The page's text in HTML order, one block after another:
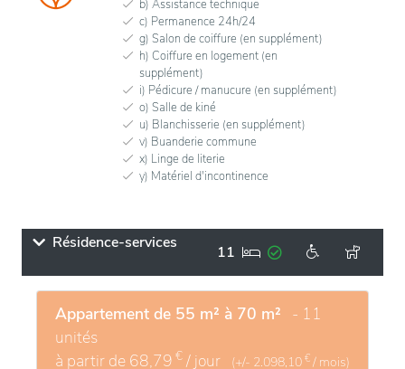
b) Assistance technique
c) Permanence 24h/24
g) Salon de coiffure (en supplément)
h) Coiffure en logement (en
supplément)
i) Pédicure / manucure (en supplément)
o) Salle de kiné
u) Blanchisserie (en supplément)
v) Buanderie commune
x) Linge de literie
y) Matériel d'incontinence
Résidence-services 11
Appartement de 55 m² à 70 m² - 11
unités
à partir de 68,79 € / jour (+/- 2.098,10 € / mois)